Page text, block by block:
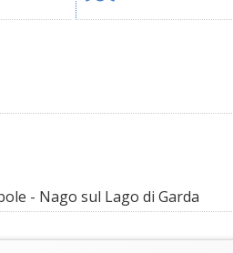
- Nago sul Lago di Garda